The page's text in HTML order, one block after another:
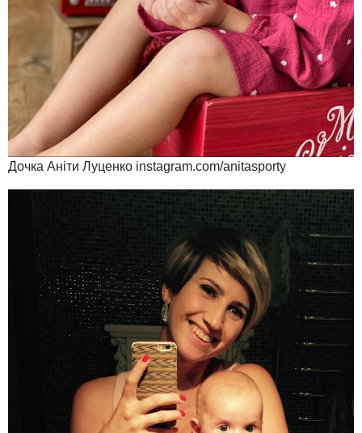
Дочка Аніти Луценко instagram.com/anitasporty